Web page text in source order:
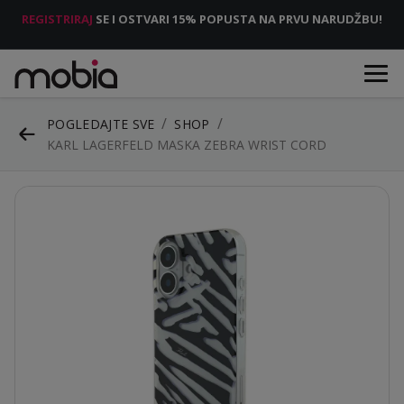
REGISTRIRAJ SE I OSTVARI 15% POPUSTA NA PRVU NARUDŽBU!
POGLEDAJTE SVE
SHOP
KARL LAGERFELD MASKA ZEBRA WRIST CORD